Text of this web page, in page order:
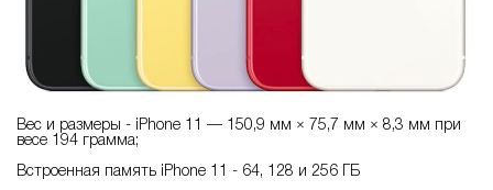
Вес и размеры - iPhone 11 — 150,9 мм × 75,7 мм × 8,3 мм при
весе 194 грамма;
Встроенная память iPhone 11 - 64, 128 и 256 ГБ